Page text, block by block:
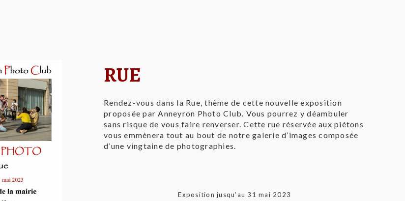
RUE
Rendez-vous dans la Rue, thème de cette nouvelle exposition
proposée par Anneyron Photo Club. Vous pourrez y déambuler
sans risque de vous faire renverser. Cette rue réservée aux piétons
vous emmènera tout au bout de notre galerie d’images composée
d’une vingtaine de photographies.
Exposition jusqu’au 31 mai 2023